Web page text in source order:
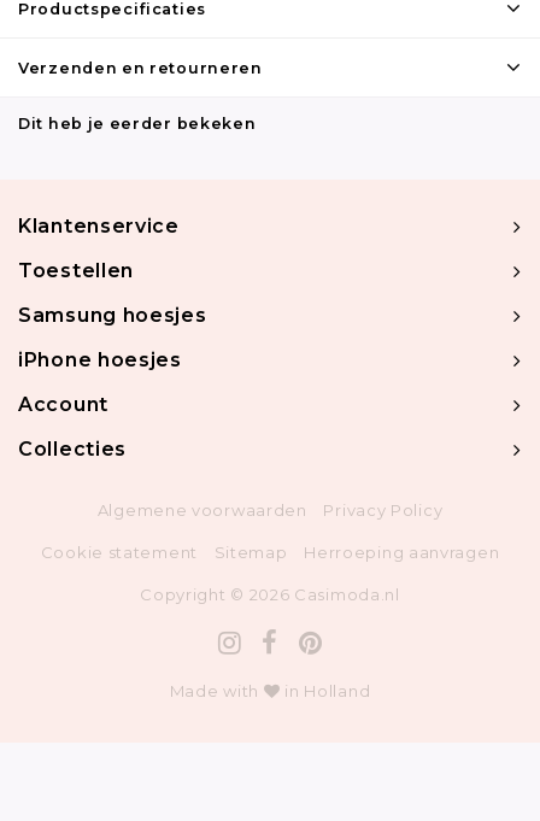
Productspecificaties
Verzenden en retourneren
Dit heb je eerder bekeken
Klantenservice
Toestellen
Samsung hoesjes
iPhone hoesjes
Account
Collecties
Algemene voorwaarden Privacy Policy
Cookie statement Sitemap Herroeping aanvragen
Copyright © 2026 Casimoda.nl
Made with in Holland